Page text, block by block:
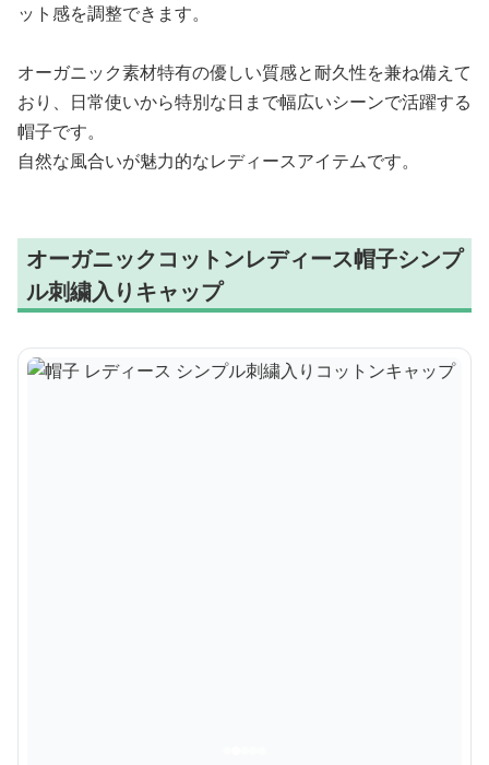
ット感を調整できます。
オーガニック素材特有の優しい質感と耐久性を兼ね備えて
おり、日常使いから特別な日まで幅広いシーンで活躍する
帽子です。
自然な風合いが魅力的なレディースアイテムです。
オーガニックコットンレディース帽子シンプ
ル刺繍入りキャップ